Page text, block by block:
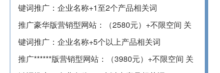
键词推广：企业名称+1至2个产品相关词
推广豪华版营销型网站：（2580元）+不限空间 关
键词推广：企业名称+5个以上产品相关词
推广******版营销型网站：（3980元）+不限空间 关